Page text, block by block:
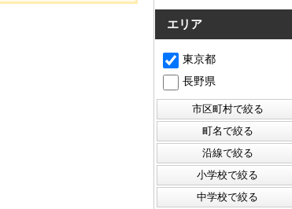
マンションカタログ
会社概要
スタッフ紹介
お客様の声
エリア
東京都
長野県